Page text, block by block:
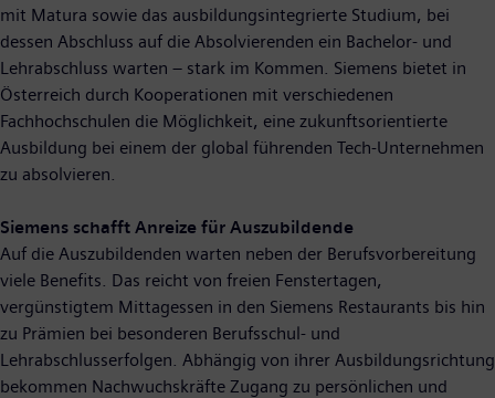
mit Matura sowie das ausbildungsintegrierte Studium, bei
dessen Abschluss auf die Absolvierenden ein Bachelor- und
Lehrabschluss warten – stark im Kommen. Siemens bietet in
Österreich durch Kooperationen mit verschiedenen
Fachhochschulen die Möglichkeit, eine zukunftsorientierte
Ausbildung bei einem der global führenden Tech-Unternehmen
zu absolvieren.
Siemens schafft Anreize für Auszubildende
Auf die Auszubildenden warten neben der Berufsvorbereitung
viele Benefits. Das reicht von freien Fenstertagen,
vergünstigtem Mittagessen in den Siemens Restaurants bis hin
zu Prämien bei besonderen Berufsschul- und
Lehrabschlusserfolgen. Abhängig von ihrer Ausbildungsrichtung
bekommen Nachwuchskräfte Zugang zu persönlichen und